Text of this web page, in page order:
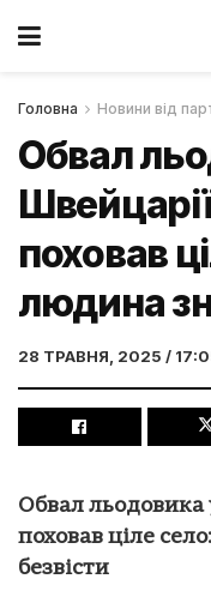
Головна Новини від
Обвал
поховав
людина
28 ТРАВНЯ, 2025 /
Обвал льодовика
поховав ціле
безвісти